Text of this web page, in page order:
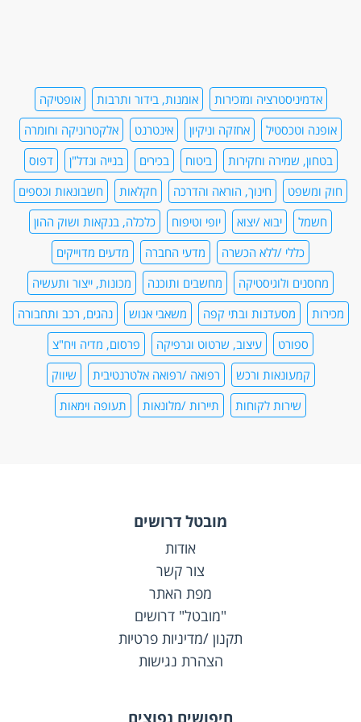
אדמיניסטרציה ומזכירות אומנות, בידור ותרבות
אופטיקה
אופנה וטכסטיל
אחזקה וניקיון אינטרנט
אלקטרוניקה וחומרה
בטחון, שמירה וחקירות
ביטוח בכירים בנייה ונדל"ן
דפוס
חוק ומשפט
חינוך, הוראה והדרכה חקלאות
חשבונאות וכספים
חשמל
יבוא /יצוא יופי וטיפוח
כלכלה, בנקאות ושוק ההון
כללי /ללא הכשרה
מדעי החברה
מדעים מדוייקים
מחסנים ולוגיסטיקה
מחשבים ותוכנה
מכונות, ייצור ותעשיה
מכירות
מסעדנות ובתי קפה משאבי אנוש
נהגים, רכב ותחבורה
ספורט
עיצוב, שרטוט וגרפיקה
פרסום, מדיה ויח"צ
קמעונאות ורכש
רפואה /רפואה אלטרנטיבית
שיווק
שירות לקוחות
תיירות /מלונאות תעופה וימאות
מובטל דרושים
אודות
צור קשר
מפת האתר
"מובטל" דרושים
תקנון /מדיניות פרטיות
הצהרת נגישות